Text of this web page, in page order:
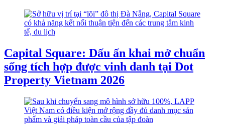
Capital Square: Dấu ấn khai mở chuẩn
sống tích hợp được vinh danh tại Dot
Property Vietnam 2026